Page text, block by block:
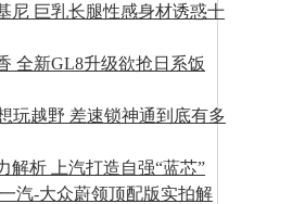
尼 巨乳长腿性感身材诱惑十
全新GL8升级欲抢日系饭
玩越野 差速锁神通到底有多
解析 上汽打造自强“蓝芯”
汽-大众蔚领顶配版实拍解